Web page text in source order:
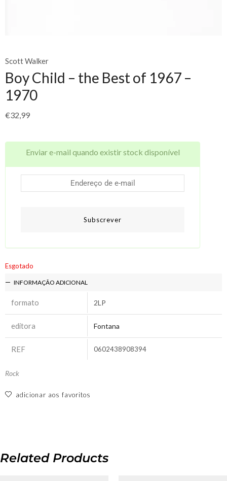
Scott Walker
Boy Child – the Best of 1967 –
1970
€32,99
Enviar e-mail quando existir stock disponível
Subscrever
Esgotado
INFORMAÇÃO ADICIONAL
formato 2LP
editora Fontana
REF 0602438908394
Rock
adicionar aos favoritos
Related Products